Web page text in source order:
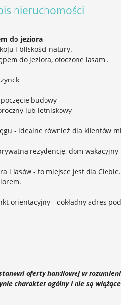
nieruchomości
do jeziora
i bliskości natury.
do jeziora, otoczone lasami.
budowy
lub letniskowy
- idealne również dla klientów
rezydencję, dom
i lasów - to miejsce jest dla Ciebie.
orientacyjny - dokładny adres
oferty handlowej w
charakter ogólny i nie są